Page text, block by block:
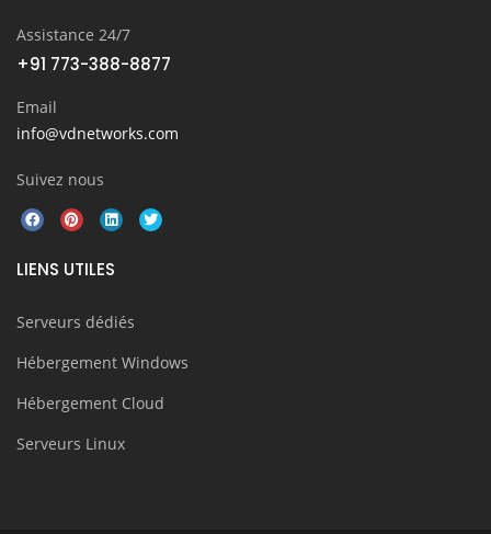
Assistance 24/7
+91 773-388-8877
Email
info@vdnetworks.com
Suivez nous
LIENS UTILES
Serveurs dédiés
Hébergement Windows
Hébergement Cloud
Serveurs Linux